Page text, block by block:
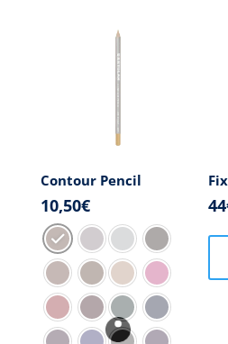
Contour Pencil
10,50€ 44